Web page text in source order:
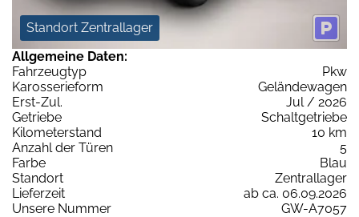
Standort Zentrallager
Allgemeine Daten:
Fahrzeugtyp
Pkw
Karosserieform
Geländewagen
Erst-Zul.
Jul / 2026
Getriebe
Schaltgetriebe
Kilometerstand
10 km
Anzahl der Türen
5
Farbe
Blau
Standort
Zentrallager
Lieferzeit
ab ca. 06.09.2026
Unsere Nummer
GW-A7057